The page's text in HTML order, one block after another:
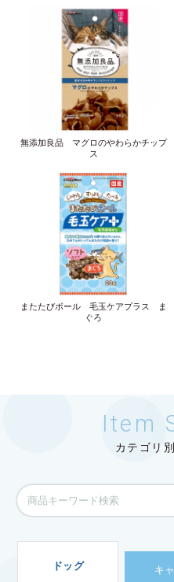
無添加良品 マグロのやわらかチップ
ス
またたびボール 毛玉ケアプラス ま
ぐろ
Item
カテゴリ
ドッグ キ